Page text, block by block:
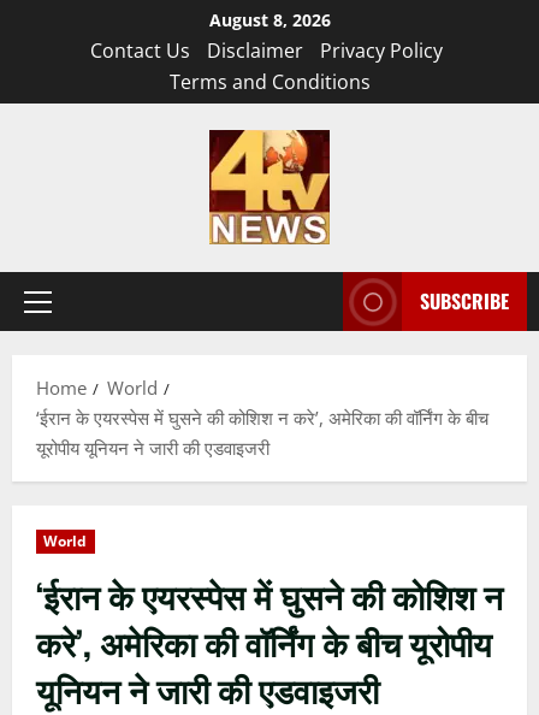
August 8, 2026
Contact Us Disclaimer
Privacy Policy
Terms and Conditions
Primary
SUBSCRIBE
Home
World
‘ईरान के एयरस्पेस में घुसने की कोशिश न करे’, अमेरिका की वॉर्निंग के बीच
यूरोपीय यूनियन ने जारी की एडवाइजरी
World
‘ईरान के एयरस्पेस में घुसने की कोशिश न
करे’, अमेरिका की वॉर्निंग के बीच यूरोपीय
यूनियन ने जारी की एडवाइजरी